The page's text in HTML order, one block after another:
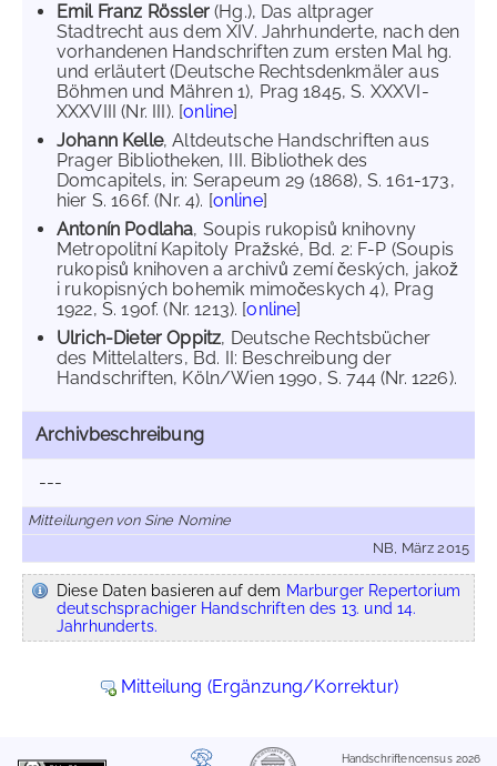
Emil Franz Rössler(Hg.), Das altprager
Stadtrecht aus dem XIV. Jahrhunderte, nach den
vorhandenen Handschriften zum ersten Mal hg.
und erläutert (Deutsche Rechtsdenkmäler aus
Böhmen und Mähren 1), Prag 1845, S. XXXVI-
XXXVIII (Nr. III). [online]
Johann Kelle, Altdeutsche Handschriften aus
Prager Bibliotheken, III. Bibliothek des
Domcapitels, in: Serapeum 29 (1868), S. 161-173,
hier S. 166f. (Nr. 4). [online]
Antonín Podlaha, Soupis rukopisů knihovny
Metropolitní Kapitoly Pražské, Bd. 2: F-P (Soupis
rukopisů knihoven a archivů zemí českých, jakož
i rukopisných bohemik mimočeskych 4), Prag
1922, S. 190f. (Nr. 1213). [online]
Ulrich-Dieter Oppitz, Deutsche Rechtsbücher
des Mittelalters, Bd. II: Beschreibung der
Handschriften, Köln/Wien 1990, S. 744 (Nr. 1226).
Archivbeschreibung
---
Mitteilungen von Sine Nomine
NB, März 2015
Diese Daten basieren auf dem Marburger Repertorium
deutschsprachiger Handschriften des 13. und 14.
Jahrhunderts.
Mitteilung (Ergänzung/Korrektur)
Handschriftencensus 2026